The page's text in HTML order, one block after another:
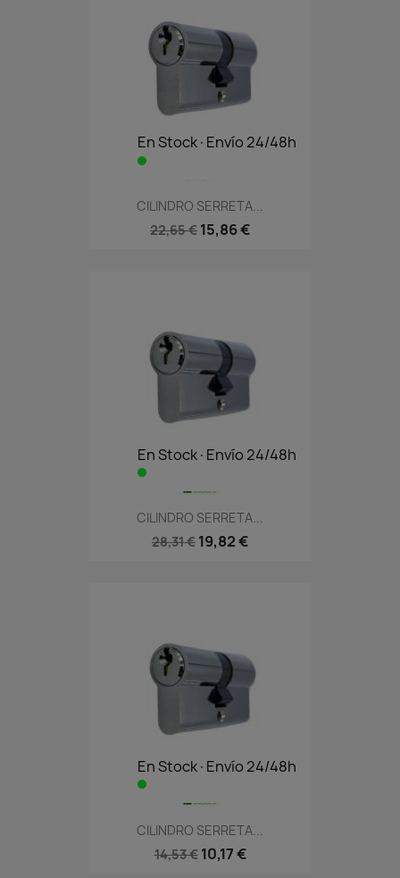
En Stock·Envío 24/48h
CILINDRO SERRETA...
22,65 € 15,86 €
En Stock·Envío 24/48h
CILINDRO SERRETA...
28,31 € 19,82 €
En Stock·Envío 24/48h
CILINDRO SERRETA...
14,53 € 10,17 €